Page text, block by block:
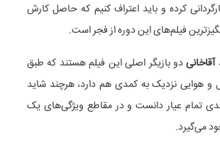
کرده و باید اعتراف کنیم که حاصل کارش
فیلم‌های این دوره از فجر است.
دو بازیگر اصلی این فیلم هستند که طبق
و هوایی نزدیک به کمدی هم دارد، هرچند شاید
تمام عیار دانست و در مقاطع ویژگی‌های یک
می‌گیرد.